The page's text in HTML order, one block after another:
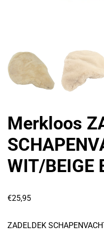
Merkloos
WIT/BEIGE
€25,95
ZADELDEK